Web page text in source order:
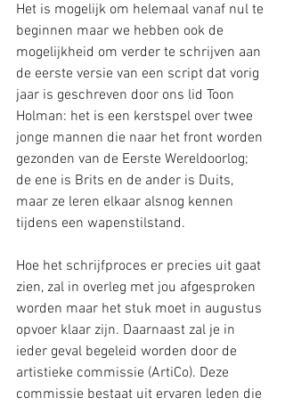
Het is mogelijk om helemaal vanaf nul te
beginnen maar we hebben ook de
mogelijkheid om verder te schrijven aan
de eerste versie van een script dat vorig
jaar is geschreven door ons lid Toon
Holman: het is een kerstspel over twee
jonge mannen die naar het front worden
gezonden van de Eerste Wereldoorlog;
de ene is Brits en de ander is Duits,
maar ze leren elkaar alsnog kennen
tijdens een wapenstilstand.
Hoe het schrijfproces er precies uit gaat
zien, zal in overleg met jou afgesproken
worden maar het stuk moet in augustus
opvoer klaar zijn. Daarnaast zal je in
ieder geval begeleid worden door de
artistieke commissie (ArtiCo). Deze
commissie bestaat uit ervaren leden die